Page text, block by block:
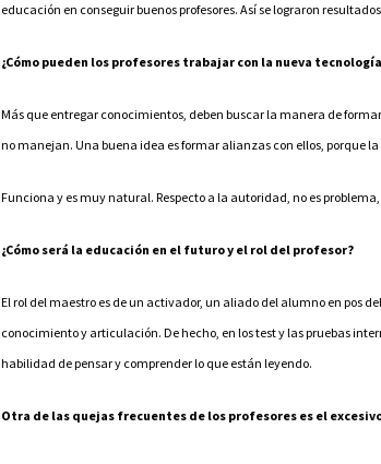
educación en conseguir buenos profesores. Así se lograron
¿Cómo pueden los profesores trabajar con la nueva
Más que entregar conocimientos, deben buscar la manera de
no manejan. Una buena idea es formar alianzas con ellos, porque
Funciona y es muy natural. Respecto a la autoridad, no es
¿Cómo será la educación en el futuro y el rol del profesor?
El rol del maestro es de un activador, un aliado del alumno en pos
conocimiento y articulación. De hecho, en los test y las pruebas
habilidad de pensar y comprender lo que están leyendo.
Otra de las quejas frecuentes de los profesores es el